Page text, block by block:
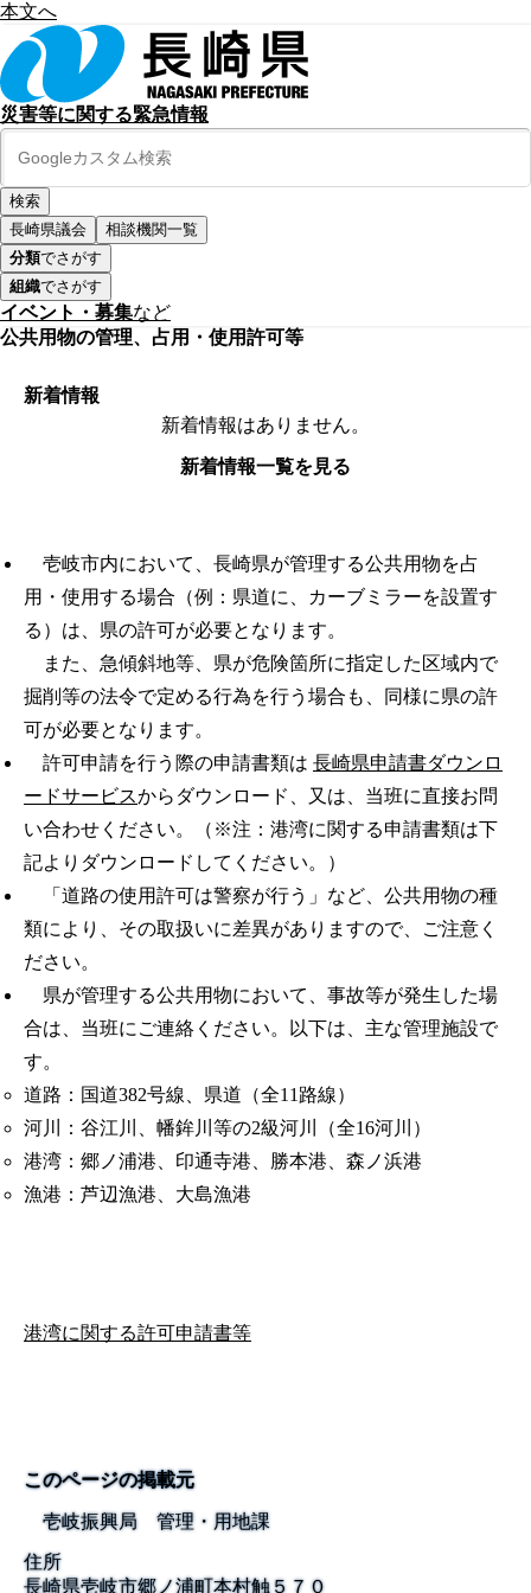
本文へ
災害等に関する緊急情報
長崎県議会
相談機関一覧
分類でさがす
組織でさがす
イベント・募集など
公共用物の管理、占用・使用許可等
新着情報
新着情報はありません。
新着情報一覧を見る
壱岐市内において、長崎県が管理する公共用物を占
用・使用する場合（例：県道に、カーブミラーを設置す
る）は、県の許可が必要となります。
また、急傾斜地等、県が危険箇所に指定した区域内で
掘削等の法令で定める行為を行う場合も、同様に県の許
可が必要となります。
許可申請を行う際の申請書類は 長崎県申請書ダウンロ
ードサービスからダウンロード、又は、当班に直接お問
い合わせください。（※注：港湾に関する申請書類は下
記よりダウンロードしてください。）
「道路の使用許可は警察が行う」など、公共用物の種
類により、その取扱いに差異がありますので、ご注意く
ださい。
県が管理する公共用物において、事故等が発生した場
合は、当班にご連絡ください。以下は、主な管理施設で
す。
道路：国道382号線、県道（全11路線）
河川：谷江川、幡鉾川等の2級河川（全16河川）
港湾：郷ノ浦港、印通寺港、勝本港、森ノ浜港
漁港：芦辺漁港、大島漁港
港湾に関する許可申請書等
このページの掲載元
壱岐振興局 管理・用地課
住所
長崎県壱岐市郷ノ浦町本村触５７０